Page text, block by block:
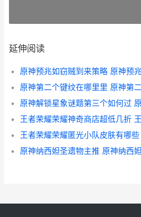
延伸阅读
原神第二个键纹在哪里里 原神第
原神解锁星象谜题第三个如何过
原神纳西妲圣遗物主推 原神纳西